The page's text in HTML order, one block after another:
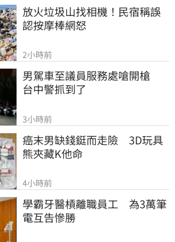
放火垃圾山找相機！民宿稱誤
認按摩棒網怒
2小時前
男駕車至議員服務處嗆開槍
台中警抓到了
3小時前
癌末男缺錢鋌而走險　3D玩具
熊夾藏K他命
4小時前
學霸牙醫槓離職員工　為3萬筆
電互告慘勝